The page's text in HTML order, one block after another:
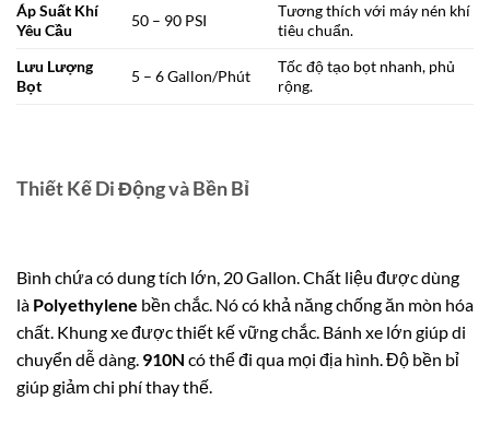
Áp Suất Khí
Yêu Cầu
50 – 90 PSI
Tương thích với máy nén khí
tiêu chuẩn.
Lưu Lượng
Bọt
5 – 6 Gallon/Phút
Tốc độ tạo bọt nhanh, phủ
rộng.
Thiết Kế Di Động và Bền Bỉ
Bình chứa có dung tích lớn, 20 Gallon. Chất liệu được dùng
là Polyethylene bền chắc. Nó có khả năng chống ăn mòn hóa
chất. Khung xe được thiết kế vững chắc. Bánh xe lớn giúp di
chuyển dễ dàng. 910N có thể đi qua mọi địa hình. Độ bền bỉ
giúp giảm chi phí thay thế.